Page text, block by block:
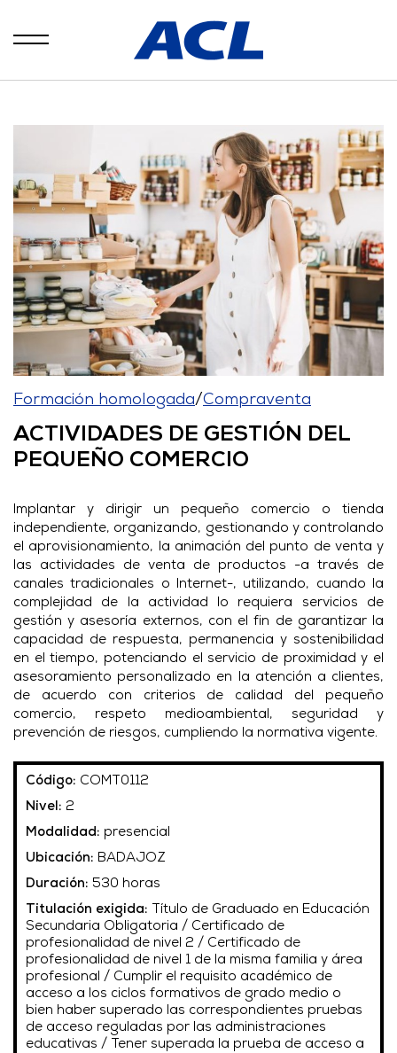
Formación homologada/Compraventa
ACTIVIDADES DE GESTIÓN DEL
PEQUEÑO COMERCIO
Implantar y dirigir un pequeño comercio o tienda
independiente, organizando, gestionando y controlando
el aprovisionamiento, la animación del punto de venta y
las actividades de venta de productos -a través de
canales tradicionales o Internet-, utilizando, cuando la
complejidad de la actividad lo requiera servicios de
gestión y asesoría externos, con el fin de garantizar la
capacidad de respuesta, permanencia y sostenibilidad
en el tiempo, potenciando el servicio de proximidad y el
asesoramiento personalizado en la atención a clientes,
de acuerdo con criterios de calidad del pequeño
comercio, respeto medioambiental, seguridad y
prevención de riesgos, cumpliendo la normativa vigente.
Código: COMT0112
Nivel: 2
Modalidad: presencial
Ubicación: BADAJOZ
Duración: 530 horas
Titulación exigida:
Título de Graduado en Educación
Secundaria Obligatoria / Certificado de
profesionalidad de nivel 2 / Certificado de
profesionalidad de nivel 1 de la misma familia y área
profesional / Cumplir el requisito académico de
acceso a los ciclos formativos de grado medio o
bien haber superado las correspondientes pruebas
de acceso reguladas por las administraciones
educativas / Tener superada la prueba de acceso a